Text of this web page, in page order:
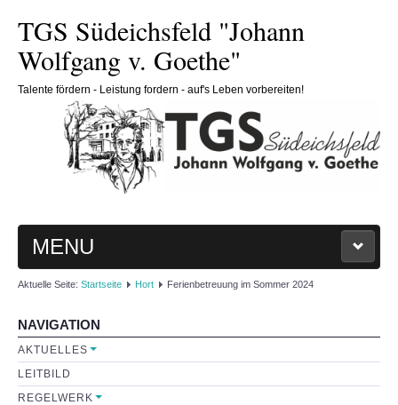
TGS Südeichsfeld "Johann
Wolfgang v. Goethe"
Talente fördern - Leistung fordern - auf's Leben vorbereiten!
MENU
HOME
SCHULE
Schulleitung
Aktuelle Seite: Startseite Hort Ferienbetreuung im Sommer 2024
NAVIGATION
AKTUELLES
LEITBILD
REGELWERK